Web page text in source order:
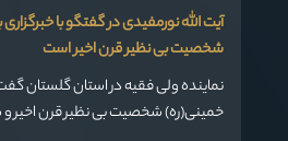
آیت الله نورمفیدی در گفتگو با
شخصیت بی نظیر قرن اخیر است
نماینده ولی فقیه در استان گلستان
خمینی(ره) شخصیت بی نظیر قرن اخیر